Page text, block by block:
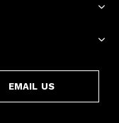
EMAIL US